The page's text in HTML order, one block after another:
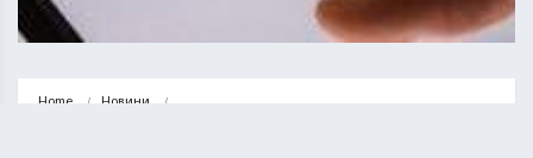
Home Новини